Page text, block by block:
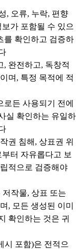
, 오류, 누락, 편향
가 포함될 수 있으
를 확인하고 검증하
, 완전하고, 독창적
며, 특정 목적에 적
든 사용되기 전에
실 확인하는 유일하
권 침해, 상표권 위
터 자유롭다고 보
적으로 검증해야
작물, 상표 또는
, 모든 생성된 이미
확인하는 것은 귀
시 포함)은 전적으